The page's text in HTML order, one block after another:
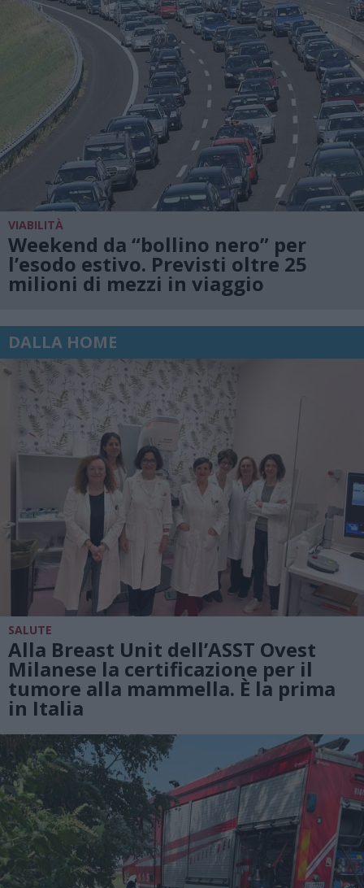
VIABILITÀ
Weekend da “bollino nero” per
l’esodo estivo. Previsti oltre 25
milioni di mezzi in viaggio
DALLA HOME
SALUTE
Alla Breast Unit dell’ASST Ovest
Milanese la certificazione per il
tumore alla mammella. È la prima
in Italia